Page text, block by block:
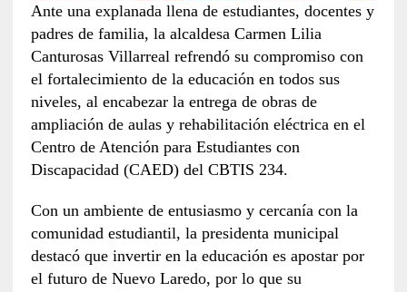
Ante una explanada llena de estudiantes, docentes y
padres de familia, la alcaldesa Carmen Lilia
Canturosas Villarreal refrendó su compromiso con
el fortalecimiento de la educación en todos sus
niveles, al encabezar la entrega de obras de
ampliación de aulas y rehabilitación eléctrica en el
Centro de Atención para Estudiantes con
Discapacidad (CAED) del CBTIS 234.
Con un ambiente de entusiasmo y cercanía con la
comunidad estudiantil, la presidenta municipal
destacó que invertir en la educación es apostar por
el futuro de Nuevo Laredo, por lo que su